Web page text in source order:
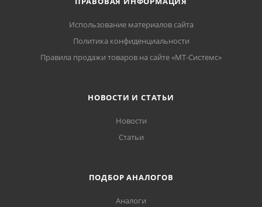
Использование материалов сайта
Политика конфиденциальности
Правила продажи товаров на сайте «МТ-Системс»
НОВОСТИ И СТАТЬИ
Новости
Статьи
ПОДБОР АНАЛОГОВ
Аналоги